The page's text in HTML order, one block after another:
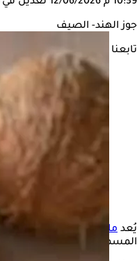
جوز الهند- الصيف
تابعنا على
يُعد ماء من أكثر
المسموحة منه؟